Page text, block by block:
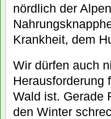
nördlich der
Krankheit, dem
Wir dürfen auch
Herausforderung
Wald ist. Gerade
den Winter